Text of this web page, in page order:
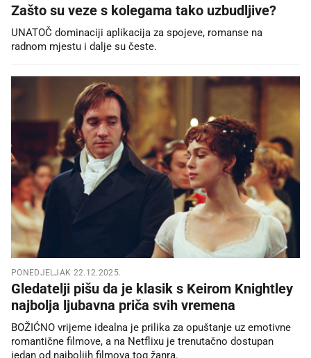
Zašto su veze s kolegama tako uzbudljive?
UNATOČ dominaciji aplikacija za spojeve, romanse na
radnom mjestu i dalje su česte.
PONEDJELJAK 22.12.2025.
Gledatelji pišu da je klasik s Keirom Knightley
najbolja ljubavna priča svih vremena
BOŽIĆNO vrijeme idealna je prilika za opuštanje uz emotivne
romantične filmove, a na Netflixu je trenutačno dostupan
jedan od najboljih filmova tog žanra.